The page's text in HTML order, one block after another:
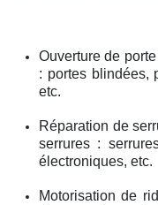
Ouverture de
: portes blindées,
etc.
Réparation de
serrures :
électroniques, etc.
Motorisation de